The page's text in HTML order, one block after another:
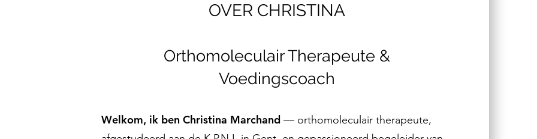
OVER CHRISTINA
Orthomoleculair Therapeute &
Voedingscoach
Welkom, ik ben Christina Marchand — orthomoleculair therapeute,